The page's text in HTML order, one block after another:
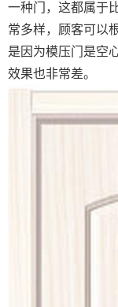
一种门，这都属于
常多样，顾客可以
是因为模压门是空
效果也非常差。